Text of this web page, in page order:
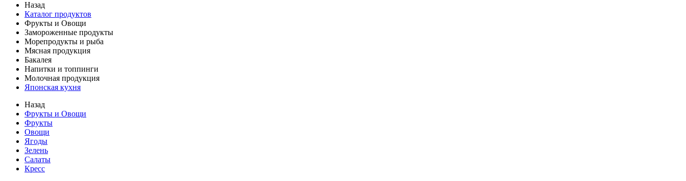
Назад
Каталог продуктов
Фрукты и Овощи
Замороженные продукты
Морепродукты и рыба
Мясная продукция
Бакалея
Напитки и топпинги
Молочная продукция
Японская кухня
Назад
Фрукты и Овощи
Фрукты
Овощи
Ягоды
Зелень
Салаты
Кресс